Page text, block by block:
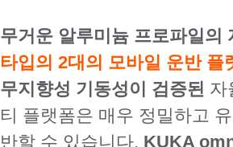
무거운 알루미늄 프로파일의
타입의 2대의 모바일 운반 플
무지향성 기동성이 검증된 자
티 플랫폼은 매우 정밀하고
반할 수 있습니다. KUKA